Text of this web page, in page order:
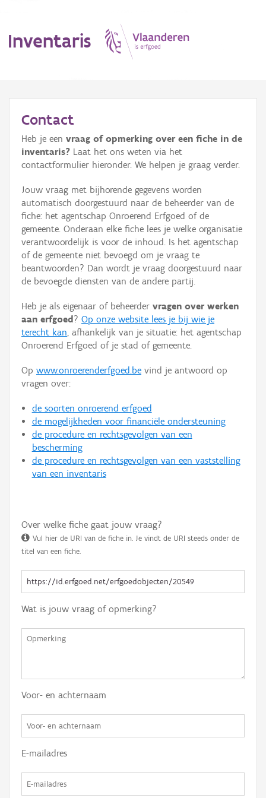
Inventaris
Erfgoedobject
Aanduidingsobject
Waarneming
Thema
Gebeurtenis
Persoon of collectief
Hergebruik
Aanmelden
Contact
Heb je een vraag of opmerking over een fiche in de
inventaris? Laat het ons weten via het
contactformulier hieronder. We helpen je graag verder.
Jouw vraag met bijhorende gegevens worden
automatisch doorgestuurd naar de beheerder van de
fiche: het agentschap Onroerend Erfgoed of de
gemeente. Onderaan elke fiche lees je welke organisatie
verantwoordelijk is voor de inhoud. Is het agentschap
of de gemeente niet bevoegd om je vraag te
beantwoorden? Dan wordt je vraag doorgestuurd naar
de bevoegde diensten van de andere partij.
Heb je als eigenaar of beheerder vragen over werken
aan erfgoed ? Op onze website lees je bij wie je
terecht kan, afhankelijk van je situatie: het agentschap
Onroerend Erfgoed of je stad of gemeente.
Op www.onroerenderfgoed.be vind je antwoord op
vragen over:
de soorten onroerend erfgoed
de mogelijkheden voor financiële ondersteuning
de procedure en rechtsgevolgen van een
bescherming
de procedure en rechtsgevolgen van een vaststelling
van een inventaris
Over welke fiche gaat jouw vraag?
Vul hier de URI van de fiche in. Je vindt de URI steeds onder de
titel van een fiche.
Wat is jouw vraag of opmerking?
Voor- en achternaam
E-mailadres